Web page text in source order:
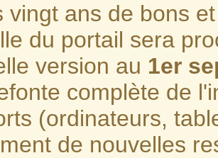
vingt ans de bons
du portail sera
version au 1er
complète de
(ordinateurs,
de nouvelles